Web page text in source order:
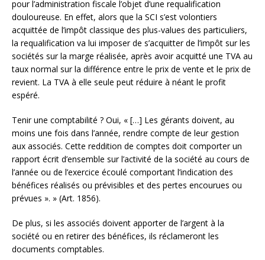
pour l’administration fiscale l’objet d’une requalification
douloureuse. En effet, alors que la SCI s’est volontiers
acquittée de l’impôt classique des plus-values des particuliers,
la requalification va lui imposer de s’acquitter de l’impôt sur les
sociétés sur la marge réalisée, après avoir acquitté une TVA au
taux normal sur la différence entre le prix de vente et le prix de
revient. La TVA à elle seule peut réduire à néant le profit
espéré.
Tenir une comptabilité ? Oui, « […] Les gérants doivent, au
moins une fois dans l’année, rendre compte de leur gestion
aux associés. Cette reddition de comptes doit comporter un
rapport écrit d’ensemble sur l’activité de la société au cours de
l’année ou de l’exercice écoulé comportant l’indication des
bénéfices réalisés ou prévisibles et des pertes encourues ou
prévues ». » (Art. 1856).
De plus, si les associés doivent apporter de l’argent à la
société ou en retirer des bénéfices, ils réclameront les
documents comptables.